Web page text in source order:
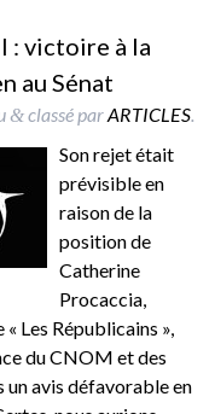
: victoire à la
au Sénat
&classé parARTICLES.
Son rejet était
prévisible en
raison de la
position de
Catherine
Procaccia,
Les Républicains »,
du CNOM et des
un avis défavorable en